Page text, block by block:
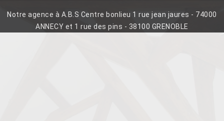
Notre agence à A.B.S Centre bonlieu 1 rue jean jaures - 74000
ANNECY et 1 rue des pins - 38100 GRENOBLE